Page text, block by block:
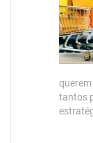
tantos